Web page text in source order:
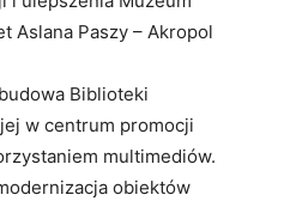
Aslana Paszy – Akropol
Biblioteki
w centrum promocji
multimediów.
obiektów